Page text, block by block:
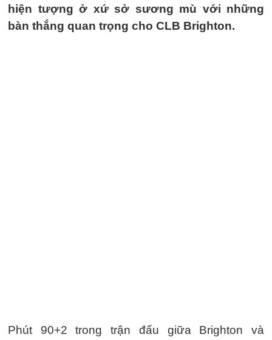
hiện tượng ở xứ sở sương mù với những
bàn thắng quan trọng cho CLB Brighton.
Phút 90+2 trong trận đấu giữa Brighton và